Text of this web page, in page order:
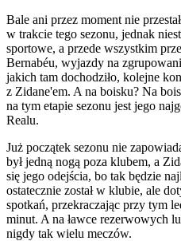
Bale ani przez moment nie
w trakcie tego sezonu, jednak
sportowe, a przede wszystkim
Bernabéu, wyjazdy na
jakich tam dochodziło, kolejne
z Zidane'em. A na boisku? Na
na tym etapie sezonu jest jego
Realu.
Już początek sezonu nie
był jedną nogą poza klubem, a
się jego odejścia, bo tak będzie
ostatecznie został w klubie, ale
spotkań, przekraczając przy tym
minut. A na ławce rezerwowych
nigdy tak wielu meczów.